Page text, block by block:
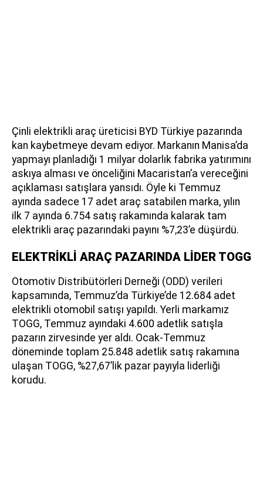
Çinli elektrikli araç üreticisi BYD Türkiye pazarında
kan kaybetmeye devam ediyor. Markanın Manisa’da
yapmayı planladığı 1 milyar dolarlık fabrika yatırımını
askıya alması ve önceliğini Macaristan’a vereceğini
açıklaması satışlara yansıdı. Öyle ki Temmuz
ayında sadece 17 adet araç satabilen marka, yılın
ilk 7 ayında 6.754 satış rakamında kalarak tam
elektrikli araç pazarındaki payını %7,23’e düşürdü.
ELEKTRİKLİ ARAÇ PAZARINDA LİDER TOGG
Otomotiv Distribütörleri Derneği (ODD) verileri
kapsamında, Temmuz’da Türkiye’de 12.684 adet
elektrikli otomobil satışı yapıldı. Yerli markamız
TOGG, Temmuz ayındaki 4.600 adetlik satışla
pazarın zirvesinde yer aldı. Ocak-Temmuz
döneminde toplam 25.848 adetlik satış rakamına
ulaşan TOGG, %27,67’lik pazar payıyla liderliği
korudu.